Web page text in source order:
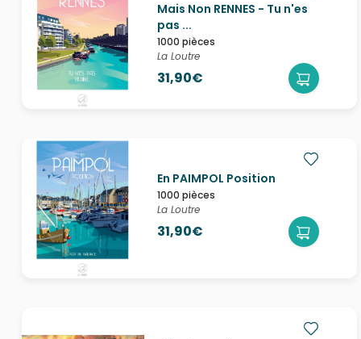
Mais Non RENNES - Tu n'es
pas ...
1000 pièces
La Loutre
31,90€
En PAIMPOL Position
1000 pièces
La Loutre
31,90€